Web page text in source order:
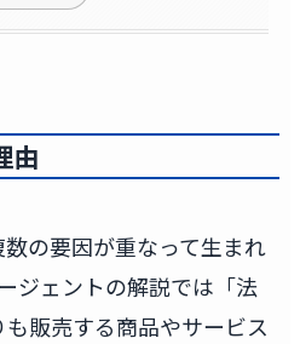
由
の要因が重なって生まれ
ジェントの解説では「法
販売する商品やサービス